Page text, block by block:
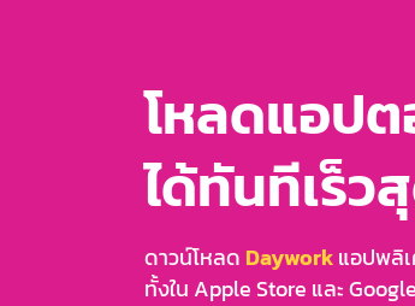
โหลดแอป
ได้ทันทีเร็ว
ดาวน์โหลด Dayworkแอปพลิ
ทั้งใน Apple Store และ